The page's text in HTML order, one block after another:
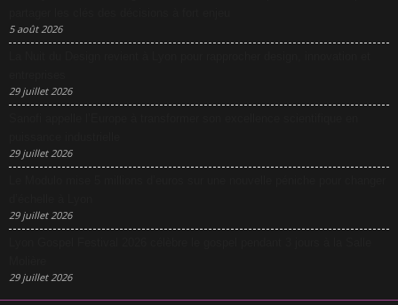
5 août 2026
29 juillet 2026
29 juillet 2026
29 juillet 2026
29 juillet 2026